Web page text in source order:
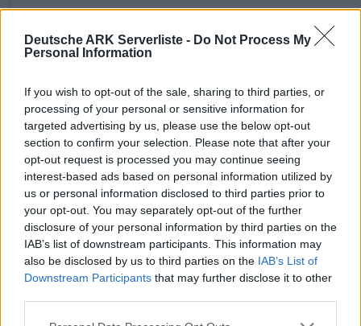
Deutsche ARK Serverliste - Do Not Process My
Personal Information
If you wish to opt-out of the sale, sharing to third parties, or
processing of your personal or sensitive information for
targeted advertising by us, please use the below opt-out
section to confirm your selection. Please note that after your
opt-out request is processed you may continue seeing
interest-based ads based on personal information utilized by
us or personal information disclosed to third parties prior to
your opt-out. You may separately opt-out of the further
disclosure of your personal information by third parties on the
IAB’s list of downstream participants. This information may
also be disclosed by us to third parties on the IAB’s List of
Downstream Participants that may further disclose it to other
Was das INLUMINAR Team dir zur Verfügung
stellt und für dich angepasst hat:
Solo Farmen mit /farm
⭕️ Anti PVP Tool
▪︎ Kein Klauen von Tribeexternen Eiern möglich
(außer Schluchten!)
▪︎ kein Grappen von feindlichen Spielern (Nur wilde
Tiere, Alli oder Tribemitglieder)
▪︎ In der Wildniss gedroppte Eier despawnen
automatisch!
Bieberdämme zerstören sich automatisch nach
dem Looten von Zement
Öl Pumpen und Gas Sammler sind automatisch
offen!
Öffentliche Teleporter